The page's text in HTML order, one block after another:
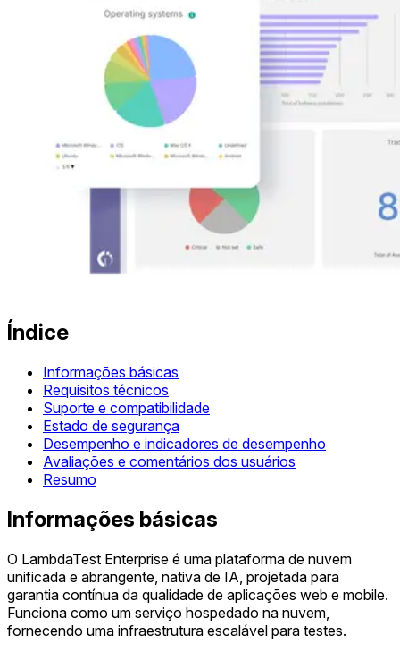
Índice
Informações básicas
Requisitos técnicos
Suporte e compatibilidade
Estado de segurança
Desempenho e indicadores de desempenho
Avaliações e comentários dos usuários
Resumo
Informações básicas
O LambdaTest Enterprise é uma plataforma de nuvem
unificada e abrangente, nativa de IA, projetada para
garantia contínua da qualidade de aplicações web e mobile.
Funciona como um serviço hospedado na nuvem,
fornecendo uma infraestrutura escalável para testes.